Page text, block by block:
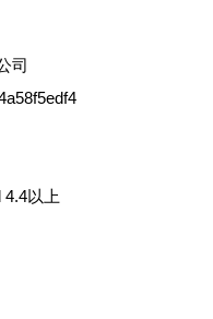
司
以上